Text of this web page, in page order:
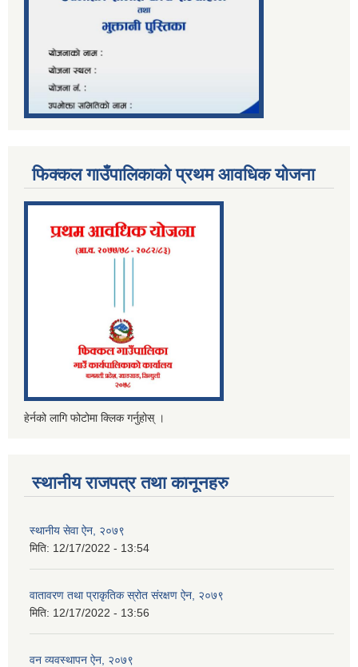
फिक्कल गाउँपालिकाको प्रथम आवधिक योजना
हेर्नको लागि फोटोमा क्लिक गर्नुहोस् ।
स्थानीय राजपत्र तथा कानूनहरु
स्थानीय सेवा ऐन, २०७९
मिति: 12/17/2022 - 13:54
वातावरण तथा प्राकृतिक स्रोत संरक्षण ऐन, २०७९
मिति: 12/17/2022 - 13:56
वन व्यवस्थापन ऐन, २०७९